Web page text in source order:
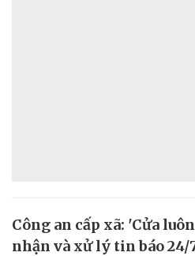
Công an cấp xã: 'Cửa
nhận và xử lý tin báo 24/